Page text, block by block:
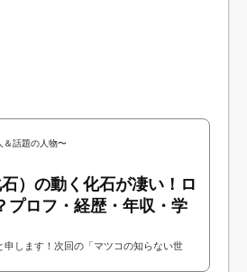
＆話題の人物〜
）の動く化石が凄い！ロ
プロフ・経歴・年収・学
申します！次回の「マツコの知らない世